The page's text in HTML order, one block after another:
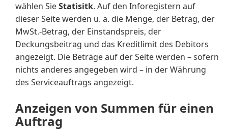
wählen SieStatisitk. Auf den Inforegistern auf
dieser Seite werden u. a. die Menge, der Betrag, der
MwSt.-Betrag, der Einstandspreis, der
Deckungsbeitrag und das Kreditlimit des Debitors
angezeigt. Die Beträge auf der Seite werden – sofern
nichts anderes angegeben wird – in der Währung
des Serviceauftrags angezeigt.
Anzeigen von Summen für einen
Auftrag